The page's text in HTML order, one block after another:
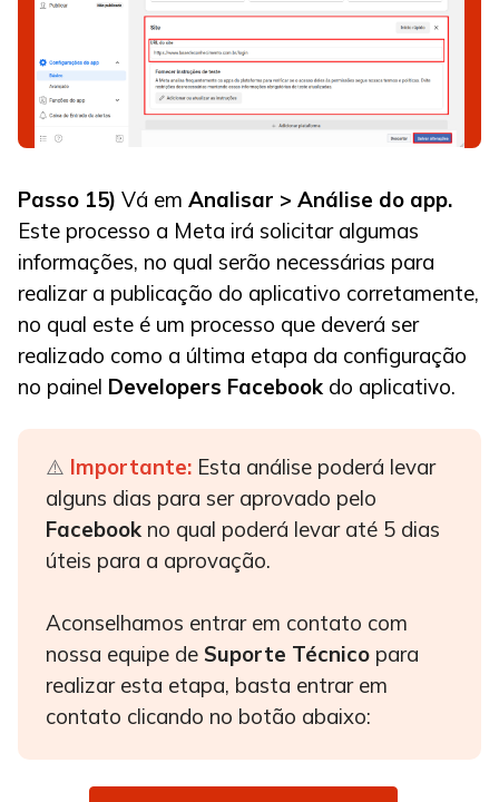
Passo 15) Vá em Analisar > Análise do app.
Este processo a Meta irá solicitar algumas
informações, no qual serão necessárias para
realizar a publicação do aplicativo corretamente,
no qual este é um processo que deverá ser
realizado como a última etapa da configuração
no painel Developers Facebook do aplicativo.
⚠️ Importante: Esta análise poderá levar
alguns dias para ser aprovado pelo
Facebook no qual poderá levar até 5 dias
úteis para a aprovação.
Aconselhamos entrar em contato com
nossa equipe de Suporte Técnico para
realizar esta etapa, basta entrar em
contato clicando no botão abaixo: